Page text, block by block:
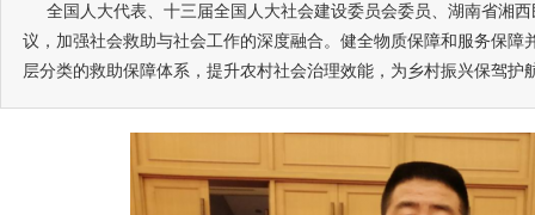
全国人大代表、十三届全国人大社会建设委员会委员、湖南省湘
议，加强社会救助与社会工作的深度融合。健全物质保障和服务保障
层分类的救助保障体系，提升农村社会治理效能，为乡村振兴保驾护